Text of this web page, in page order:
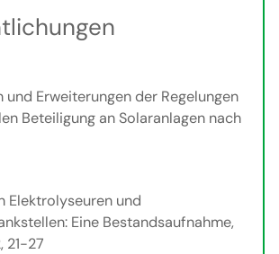
und Erweiterungen der Regelungen
Beteiligung an Solaranlagen nach
Elektrolyseuren und
Eine Bestandsaufnahme,
21-27